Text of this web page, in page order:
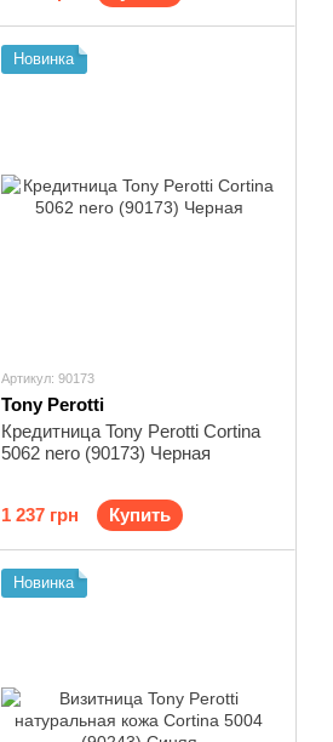
Новинка
Артикул: 90173
Tony Perotti
Кредитница Tony Perotti Cortina
5062 nero (90173) Черная
1 237 грн Купить
Новинка